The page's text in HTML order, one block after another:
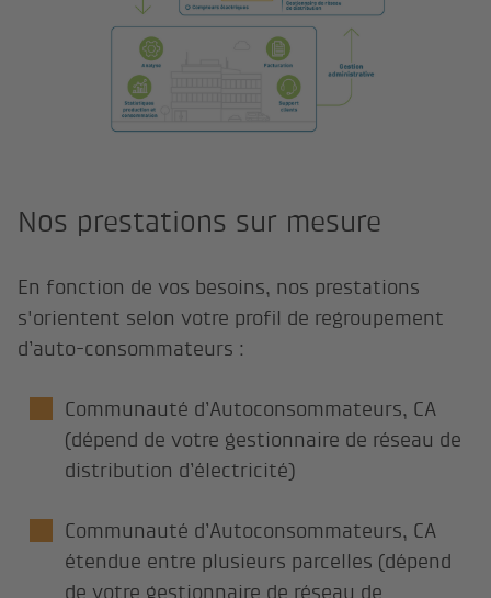
Nos prestations sur mesure
En fonction de vos besoins, nos prestations
s'orientent selon votre profil de regroupement
d’auto-consommateurs :
Communauté d’Autoconsommateurs, CA
(dépend de votre gestionnaire de réseau de
distribution d’électricité)
Communauté d’Autoconsommateurs, CA
étendue entre plusieurs parcelles (dépend
de votre gestionnaire de réseau de